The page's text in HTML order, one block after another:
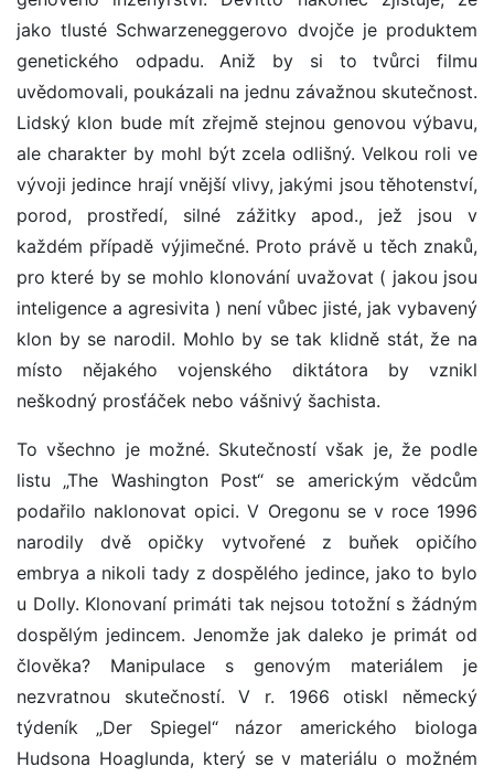
jako tlusté Schwarzeneggerovo dvojče je produktem
genetického odpadu. Aniž by si to tvůrci filmu
uvědomovali, poukázali na jednu závažnou skutečnost.
Lidský klon bude mít zřejmě stejnou genovou výbavu,
ale charakter by mohl být zcela odlišný. Velkou roli ve
vývoji jedince hrají vnější vlivy, jakými jsou těhotenství,
porod, prostředí, silné zážitky apod., jež jsou v
každém případě výjimečné. Proto právě u těch znaků,
pro které by se mohlo klonování uvažovat ( jakou jsou
inteligence a agresivita ) není vůbec jisté, jak vybavený
klon by se narodil. Mohlo by se tak klidně stát, že na
místo nějakého vojenského diktátora by vznikl
neškodný prosťáček nebo vášnivý šachista.
To všechno je možné. Skutečností však je, že podle
listu „The Washington Post“ se americkým vědcům
podařilo naklonovat opici. V Oregonu se v roce 1996
narodily dvě opičky vytvořené z buňek opičího
embrya a nikoli tady z dospělého jedince, jako to bylo
u Dolly. Klonovaní primáti tak nejsou totožní s žádným
dospělým jedincem. Jenomže jak daleko je primát od
člověka? Manipulace s genovým materiálem je
nezvratnou skutečností. V r. 1966 otiskl německý
týdeník „Der Spiegel“ názor amerického biologa
Hudsona Hoaglunda, který se v materiálu o možném